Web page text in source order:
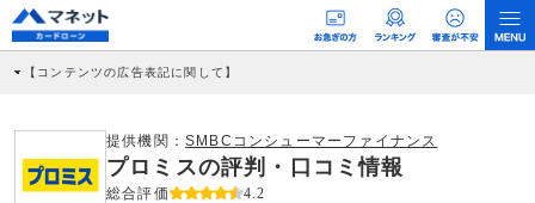
【コンテンツの広告表記に関して】
社に対して企業から紹介報酬が支払われるという収益モデルです。 ただし、特定の
商品を根拠なくPRするものではなく、当編集部の調査／ユーザーへの口コミ収集な
どに基づき、公平性を担保した情報提供を行っています。
>提携企業一覧
提供機関： SMBCコンシューマーファイナンス
プロミスの評判・口コミ情報
総合評価 4.2